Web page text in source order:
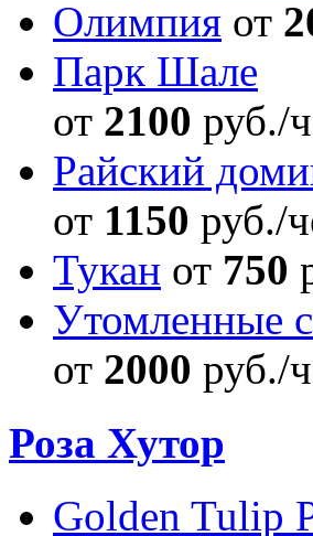
Олимпия от
Парк Шале
от 2100 руб./
Райский
от 1150 руб./
Тукан от 750
Утомленные
от 2000 руб./
Роза Хутор
Golden Tulip